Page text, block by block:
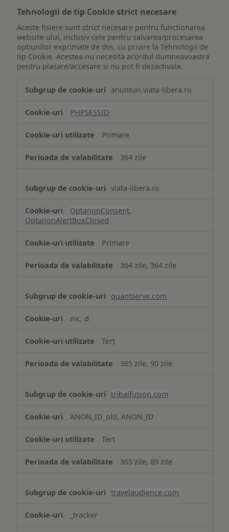
Tehnologii de tip Cookie strict necesare
Aceste fisiere sunt strict necesare pentru functionarea
website-ului, inclusiv cele pentru salvarea/procesarea
optiunilor exprimate de dvs. cu privire la Tehnologii de
tip Cookie. Acestea nu necesita acordul dumneavoastra
pentru plasare/accesare si nu pot fi dezactivate.
de
Cookie
necesare
anunturi.viata-libera.ro
PHPSESSID
Primare
364 zile
viata-libera.ro
OptanonConsent,
OptanonAlertBoxClosed
Primare
364 zile, 364 zile
quantserve.com
mc, d
Terț
365 zile, 90 zile
tribalfusion.com
ANON_ID_old, ANON_ID
Terț
365 zile, 89 zile
travelaudience.com
_tracker